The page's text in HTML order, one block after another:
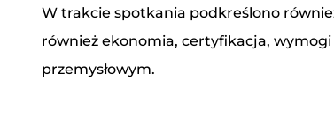
W trakcie spotkania podkreślono
również ekonomia, certyfikacja,
przemysłowym.